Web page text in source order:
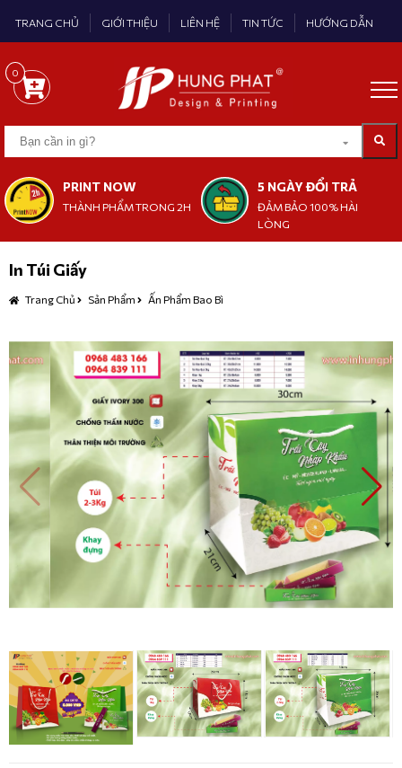
TRANG CHỦ GIỚI THIỆU LIÊN HỆ TIN TỨC HƯỚNG DẪN
0
PRINT NOW
THÀNH PHẨM TRONG 2H
5 NGÀY ĐỔI TRẢ
ĐẢM BẢO 100% HÀI
LÒNG
In Túi Giấy
Trang Chủ Sản Phẩm Ấn Phẩm Bao Bì